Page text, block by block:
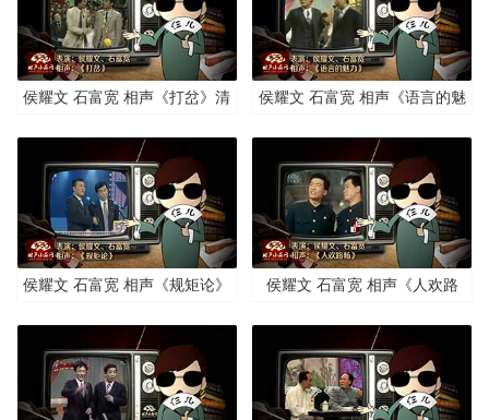
侯耀文 石富宽 相声《打岔》清
侯耀文 石富宽 相声《语言的魅
侯耀文 石富宽 相声《规矩论》
侯耀文 石富宽 相声《人欢路